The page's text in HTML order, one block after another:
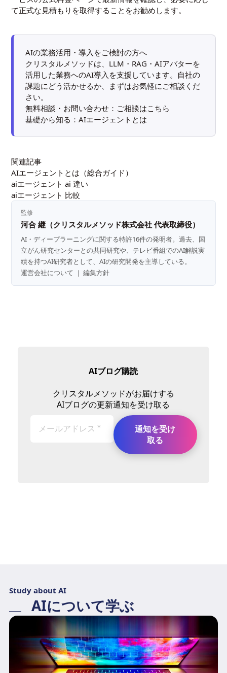
て正式な見積もりを取得することをお勧めします。
AIの業務活用・導入をご検討の方へ
クリスタルメソッドは、LLM・RAG・AIアバターを
活用した業務へのAI導入を支援しています。自社の
課題にどう活かせるか、まずはお気軽にご相談くだ
さい。
無料相談・お問い合わせ： ご相談はこちら
基礎から知る： AIエージェントとは
関連記事
AIエージェントとは（総合ガイド）
aiエージェント ai 違い
aiエージェント 比較
監修
河合 継（クリスタルメソッド株式会社 代表取締役）
AI・ディープラーニングに関する特許16件の発明者。過去、国
立がん研究センターとの共同研究や、テレビ番組でのAI解説実
績を持つAI研究者として、AIの研究開発を主導している。
運営会社について ｜編集方針
AIブログ購読
クリスタルメソッドがお届けする
AIブログの更新通知を受け取る
Study about AI
AIについて学ぶ